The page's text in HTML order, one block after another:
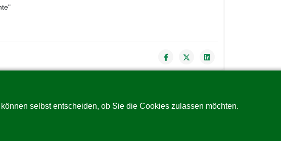
selbst entscheiden, ob Sie die Cookies zulassen möchten.